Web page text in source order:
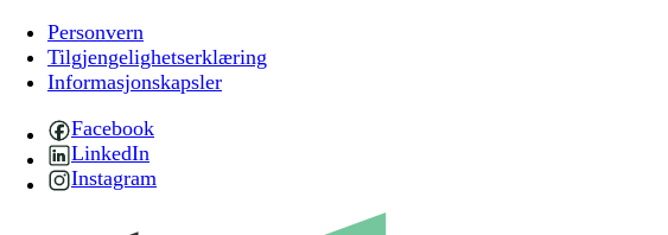
Personvern
Tilgjengelighetserklæring
Informasjonskapsler
Facebook
LinkedIn
Instagram